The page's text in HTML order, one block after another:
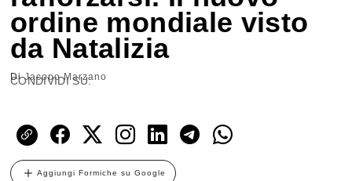
ordine mondiale visto
da Natalizia
DiJacopo Marzano
CONDIVIDI SU:
Aggiungi Formiche su Google